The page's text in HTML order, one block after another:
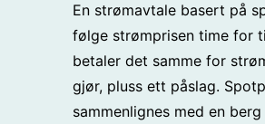
En strømavtale basert på
følge strømprisen time for
betaler det samme for
gjør, pluss ett påslag.
sammenlignes med en